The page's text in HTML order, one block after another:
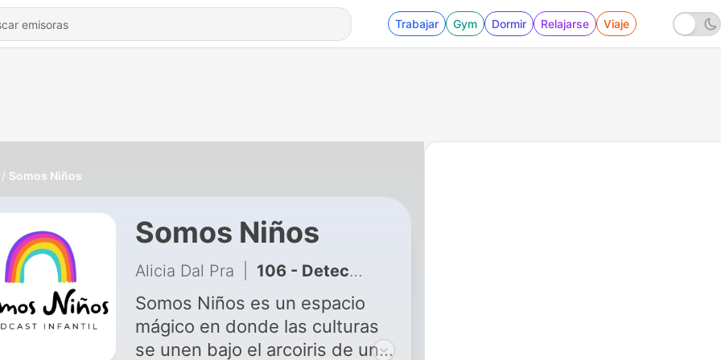
Trabajar Gym Dormir Relajarse Viaje
Somos Niños
Somos Niños
Alicia Dal Pra 106 - Detectives en acción ¿de dónde es Gardel?
Somos Niños es un espacio
mágico en donde las culturas
se unen bajo el arcoiris de un